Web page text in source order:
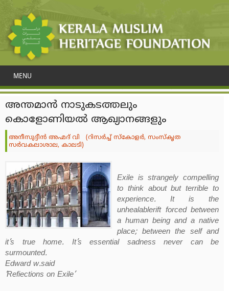
MENU
അന്തമാന്‍ നാടുകടത്തലും
കൊളോണിയല്‍ ആഖ്യാനങ്ങളും
അനീസുദ്ദീന്‍ അഹ്മദ് വി (റിസര്‍ച്ച് സ്‌കോളര്‍, സംസ്‌കൃത
സര്‍വകലാശാല, കാലടി)
Exile is strangely compelling
to think about but terrible to
experience. It is the
unhealablerift forced between
a human being and a native
place; between the self and
it’s true home. It’s essential sadness never can be
surmounted.
Edward w.said
‘Refiections on Exile’